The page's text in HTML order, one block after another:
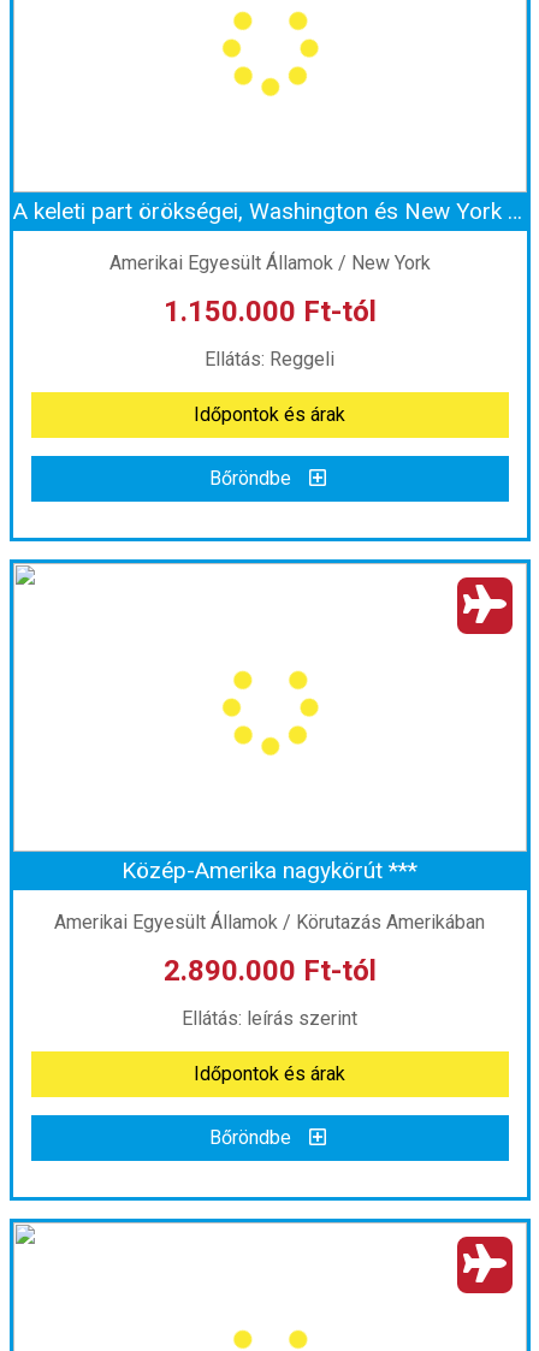
Város:San Francisco
Utazás módja:
Repülővel
Ellátás:
Reggeli
Szálláskategória:Hotel ***
Kétágyas (két különálló ágyas) szoba
Időpont: 2026-10-15 | 11 éj
már 1.990.000 Ft-tól
Időpontok és árak
Bőröndbe
A keleti part örökségei, Washington és New York ***
Amerikai Egyesült Államok / New York
1.150.000 Ft-tól
Ellátás: Reggeli
Időpontok és árak
Bőröndbe
A keleti part örökségei, Washington és New York ***
Város:
New York
Utazás módja:
Repülővel
Ellátás:
Reggeli
Szálláskategória:Hotel ***
Kétágyas (franciaágyas) szoba felnőtt pótággyal
Időpont: 2026-11-03 | 6 éj
már 1.150.000 Ft-tól
Időpontok és árak
Bőröndbe
Közép-Amerika nagykörút ***
Amerikai Egyesült Államok / Körutazás Amerikában
2.890.000 Ft-tól
Ellátás: leírás szerint
Időpontok és árak
Bőröndbe
Közép-Amerika nagykörút ***
Körutazás Amerikában